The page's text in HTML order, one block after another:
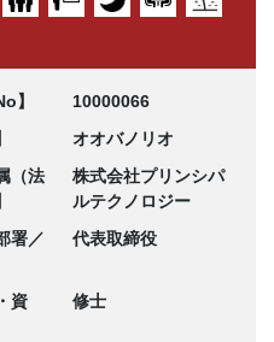
】
10000066
オオバノリオ
（法
株式会社プリンシパ
ルテクノロジー
署／
代表取締役
資
修士